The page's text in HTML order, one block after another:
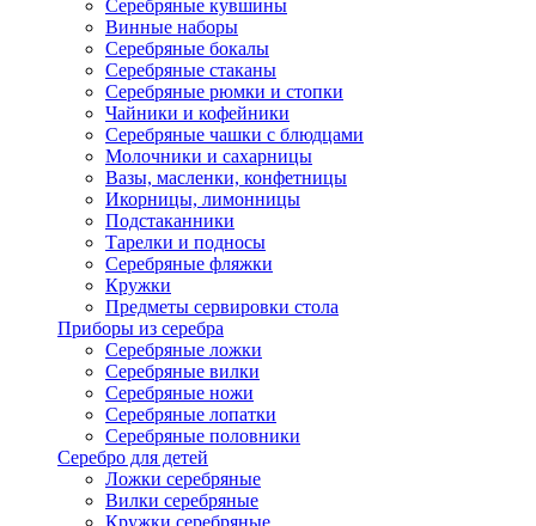
Серебряные кувшины
Винные наборы
Серебряные бокалы
Серебряные стаканы
Серебряные рюмки и стопки
Чайники и кофейники
Серебряные чашки с блюдцами
Молочники и сахарницы
Вазы, масленки, конфетницы
Икорницы, лимонницы
Подстаканники
Тарелки и подносы
Серебряные фляжки
Кружки
Предметы сервировки стола
Приборы из серебра
Серебряные ложки
Серебряные вилки
Серебряные ножи
Серебряные лопатки
Серебряные половники
Серебро для детей
Ложки серебряные
Вилки серебряные
Кружки серебряные